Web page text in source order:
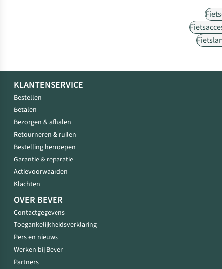
KLANTENSERVICE
Bestellen
Betalen
Bezorgen & afhalen
Retourneren & ruilen
Bestelling herroepen
Garantie & reparatie
Actievoorwaarden
Klachten
OVER BEVER
Contactgegevens
Toegankelijkheidsverklaring
Pers en nieuws
Werken bij Bever
Partners